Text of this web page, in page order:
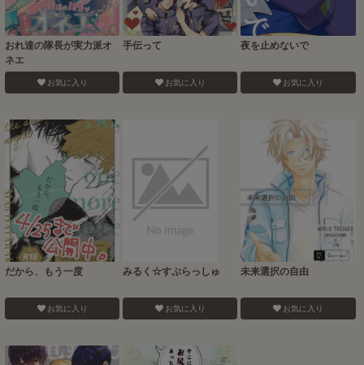
おれ達の隊長が実力派オ
ネエ
お気に入り
手伝って
お気に入り
夜を止めないで
お気に入り
だから、もう一度
お気に入り
みるく☆すぷらっしゅ
お気に入り
未来選択の自由
お気に入り